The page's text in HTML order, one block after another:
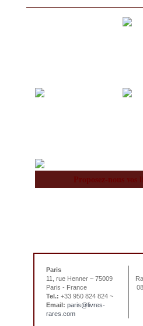
Paris
11, rue Henner ~ 75009
Paris - France
Tel.: +33 950 824 824 ~
Email: paris@livres-
rares.com